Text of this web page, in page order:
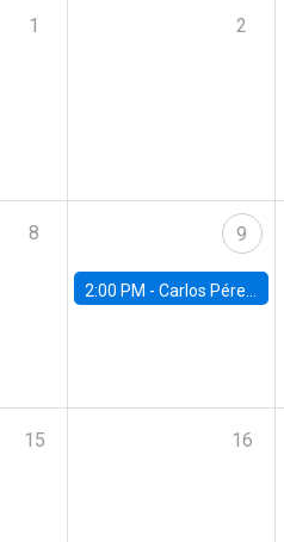
1 2
8 9
2:00 PM - Carlos Pérez, Universidad Finis Terrae
15 16